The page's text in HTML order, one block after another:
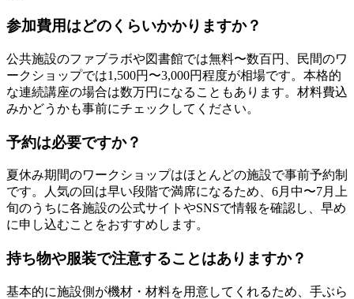
参加費用はどのくらいかかりますか？
公共施設のファブラボや図書館では無料〜数百円、民間のワ
ークショップでは1,500円〜3,000円程度が相場です。本格的
な連続講座の場合は数万円になることもあります。材料費込
みかどうかも事前にチェックしてください。
予約は必要ですか？
夏休み期間のワークショップはほとんどの施設で事前予約制
です。人気の回は早い段階で満席になるため、6月中〜7月上
旬のうちに各施設の公式サイトやSNSで情報を確認し、早め
に申し込むことをおすすめします。
持ち物や服装で注意することはありますか？
基本的に施設側が機材・材料を用意してくれるため、手ぶら